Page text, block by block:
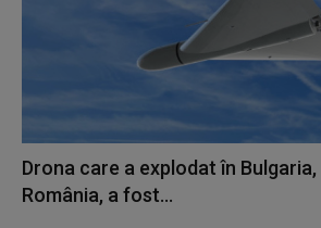
Drona care a explodat în
România, a fost...